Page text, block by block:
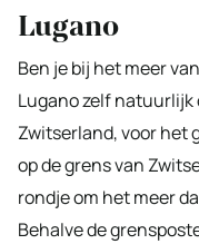
Lugano
Ben je bij het meer
Lugano zelf
Zwitserland, voor het
op de grens van
rondje om het meer
Behalve de